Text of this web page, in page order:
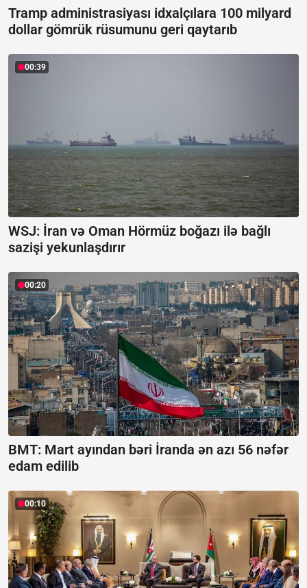
Tramp administrasiyası idxalçılara 100 milyard
dollar gömrük rüsumunu geri qaytarıb
00:39
WSJ: İran və Oman Hörmüz boğazı ilə bağlı
sazişi yekunlaşdırır
00:20
BMT: Mart ayından bəri İranda ən azı 56 nəfər
edam edilib
00:10